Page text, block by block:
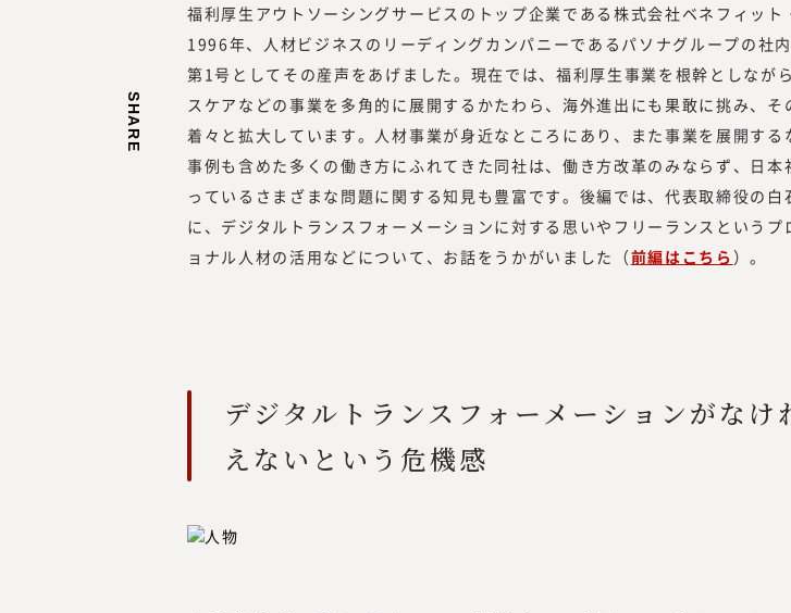
供していく事とし
現在、みらいワ
材は8万名を越え
めのプラットフ
き方や、企業で
知見をもって、
供していきたいと
「本当に必要と
い情報を提供す
を提供する必要が
読者は、新しい
スキリング、サ
つまり、読者の
携わる編集者、
要があります。
容、集める情報
者のために役立
SHARE
福利厚生アウトソーシングサービスのトップ企業である株式会社ベネフィット
1996年、人材ビジネスのリーディングカンパニーであるパソナグループの社
第1号としてその産声をあげました。現在では、福利厚生事業を根幹としなが
スケアなどの事業を多角的に展開するかたわら、海外進出にも果敢に挑み、そ
着々と拡大しています。人材事業が身近なところにあり、また事業を展開する
事例も含めた多くの働き方にふれてきた同社は、働き方改革のみならず、日本
っているさまざまな問題に関する知見も豊富です。後編では、代表取締役の白
に、デジタルトランスフォーメーションに対する思いやフリーランスというプ
ョナル人材の活用などについて、お話をうかがいました（前編はこちら）。
デジタルトランスフォーメーションがなけ
えないという危機感